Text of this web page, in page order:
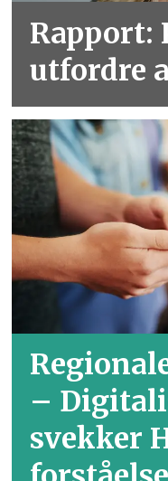
Rapport:
utfordre
–
svekker